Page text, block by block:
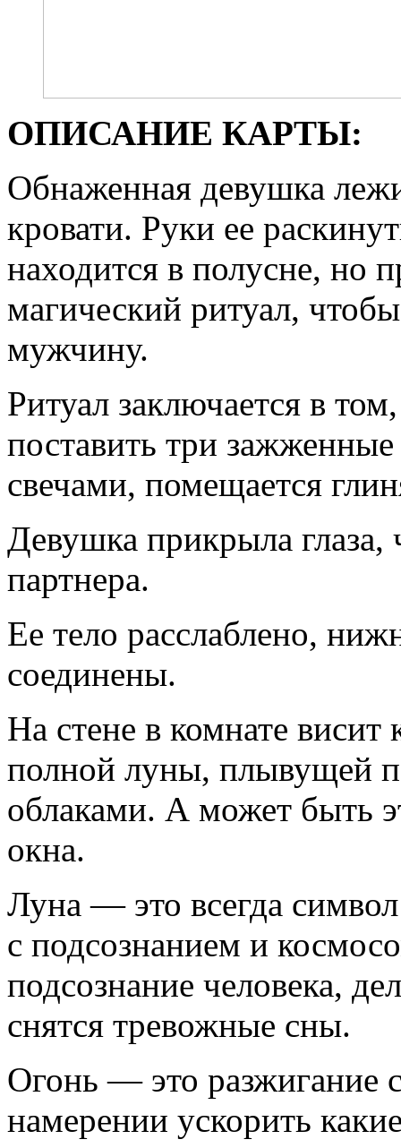
ОПИСАНИЕ КАРТЫ:
Обнаженная девушка
кровати. Руки ее
находится в полусне, но
магический ритуал,
мужчину.
Ритуал заключается в
поставить три
свечами, помещается
Девушка прикрыла глаза,
партнера.
Ее тело расслаблено,
соединены.
На стене в комнате
полной луны, плывущей
облаками. А может быть
окна.
Луна — это всегда символ
с подсознанием и
подсознание человека,
снятся тревожные сны.
Огонь — это разжигание
намерении ускорить